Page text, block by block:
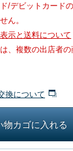
/デビットカードの
ん。
示と送料について
、複数の出店者
換について
物カゴに入れる